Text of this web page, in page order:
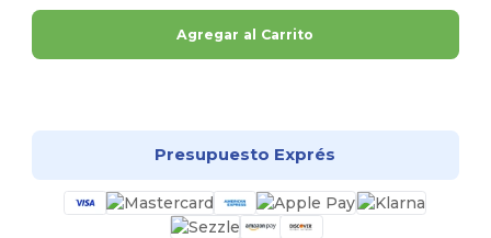
Agregar al Carrito
Presupuesto Exprés